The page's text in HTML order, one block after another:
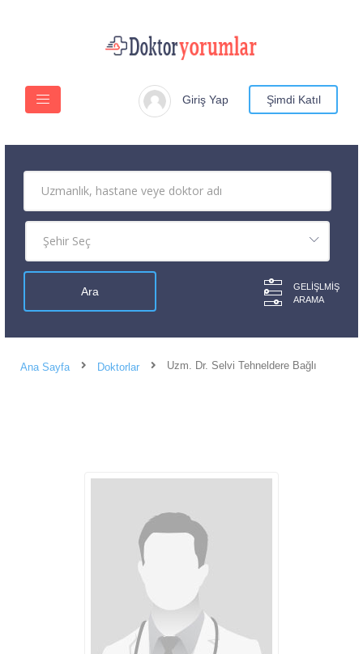
Giriş Yap Şimdi Katıl
GELIŞLMIŞ
ARAMA
Ana Sayfa Doktorlar Uzm. Dr. Selvi Tehneldere Bağlı